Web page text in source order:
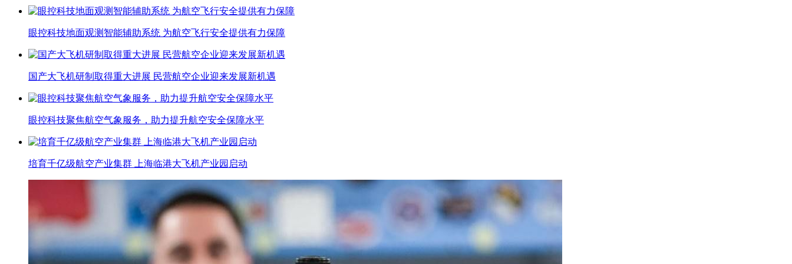
眼控科技地面观测智能辅助系统 为航空飞行安全提供有力保障
国产大飞机研制取得重大进展 民营航空企业迎来发展新机遇
眼控科技聚焦航空气象服务，助力提升航空安全保障水平
培育千亿级航空产业集群 上海临港大飞机产业园启动